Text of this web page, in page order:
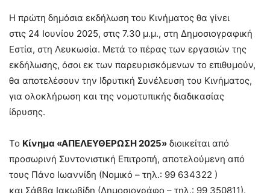
Η πρώτη δημόσια εκδήλωση του Κινήματος θα γίνει
στις 24 Ιουνίου 2025, στις 7.30 μ.μ., στη Δημοσιογραφική
Εστία, στη Λευκωσία. Μετά το πέρας των εργασιών της
εκδήλωσης, όσοι εκ των παρευρισκόμενων το επιθυμούν,
θα αποτελέσουν την Ιδρυτική Συνέλευση του Κινήματος,
για ολοκλήρωση και της νομοτυπικής διαδικασίας
ίδρυσης.
Το Κίνημα «ΑΠΕΛΕΥΘΕΡΩΣΗ 2025» διοικείται από
προσωρινή Συντονιστική Επιτροπή, αποτελούμενη από
τους Πάνο Ιωαννίδη (Νομικό – τηλ.: 99 634322 )
και Σάββα Ιακωβίδη (Δημοσιογράφο – τηλ.: 99 350811).